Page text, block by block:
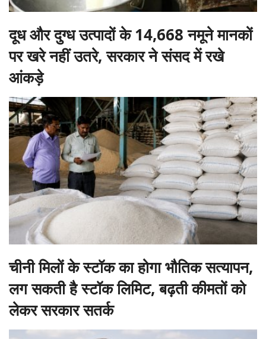
दूध और दुग्ध उत्पादों के 14,668 नमूने मानकों
पर खरे नहीं उतरे, सरकार ने संसद में रखे
आंकड़े
चीनी मिलों के स्टॉक का होगा भौतिक सत्यापन,
लग सकती है स्टॉक लिमिट, बढ़ती कीमतों को
लेकर सरकार सतर्क